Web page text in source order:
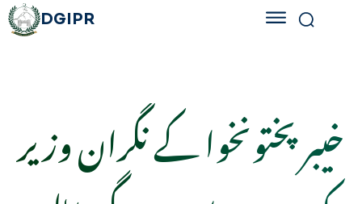
DGIPR
خیبر پختونخوا کے نگران وزیر